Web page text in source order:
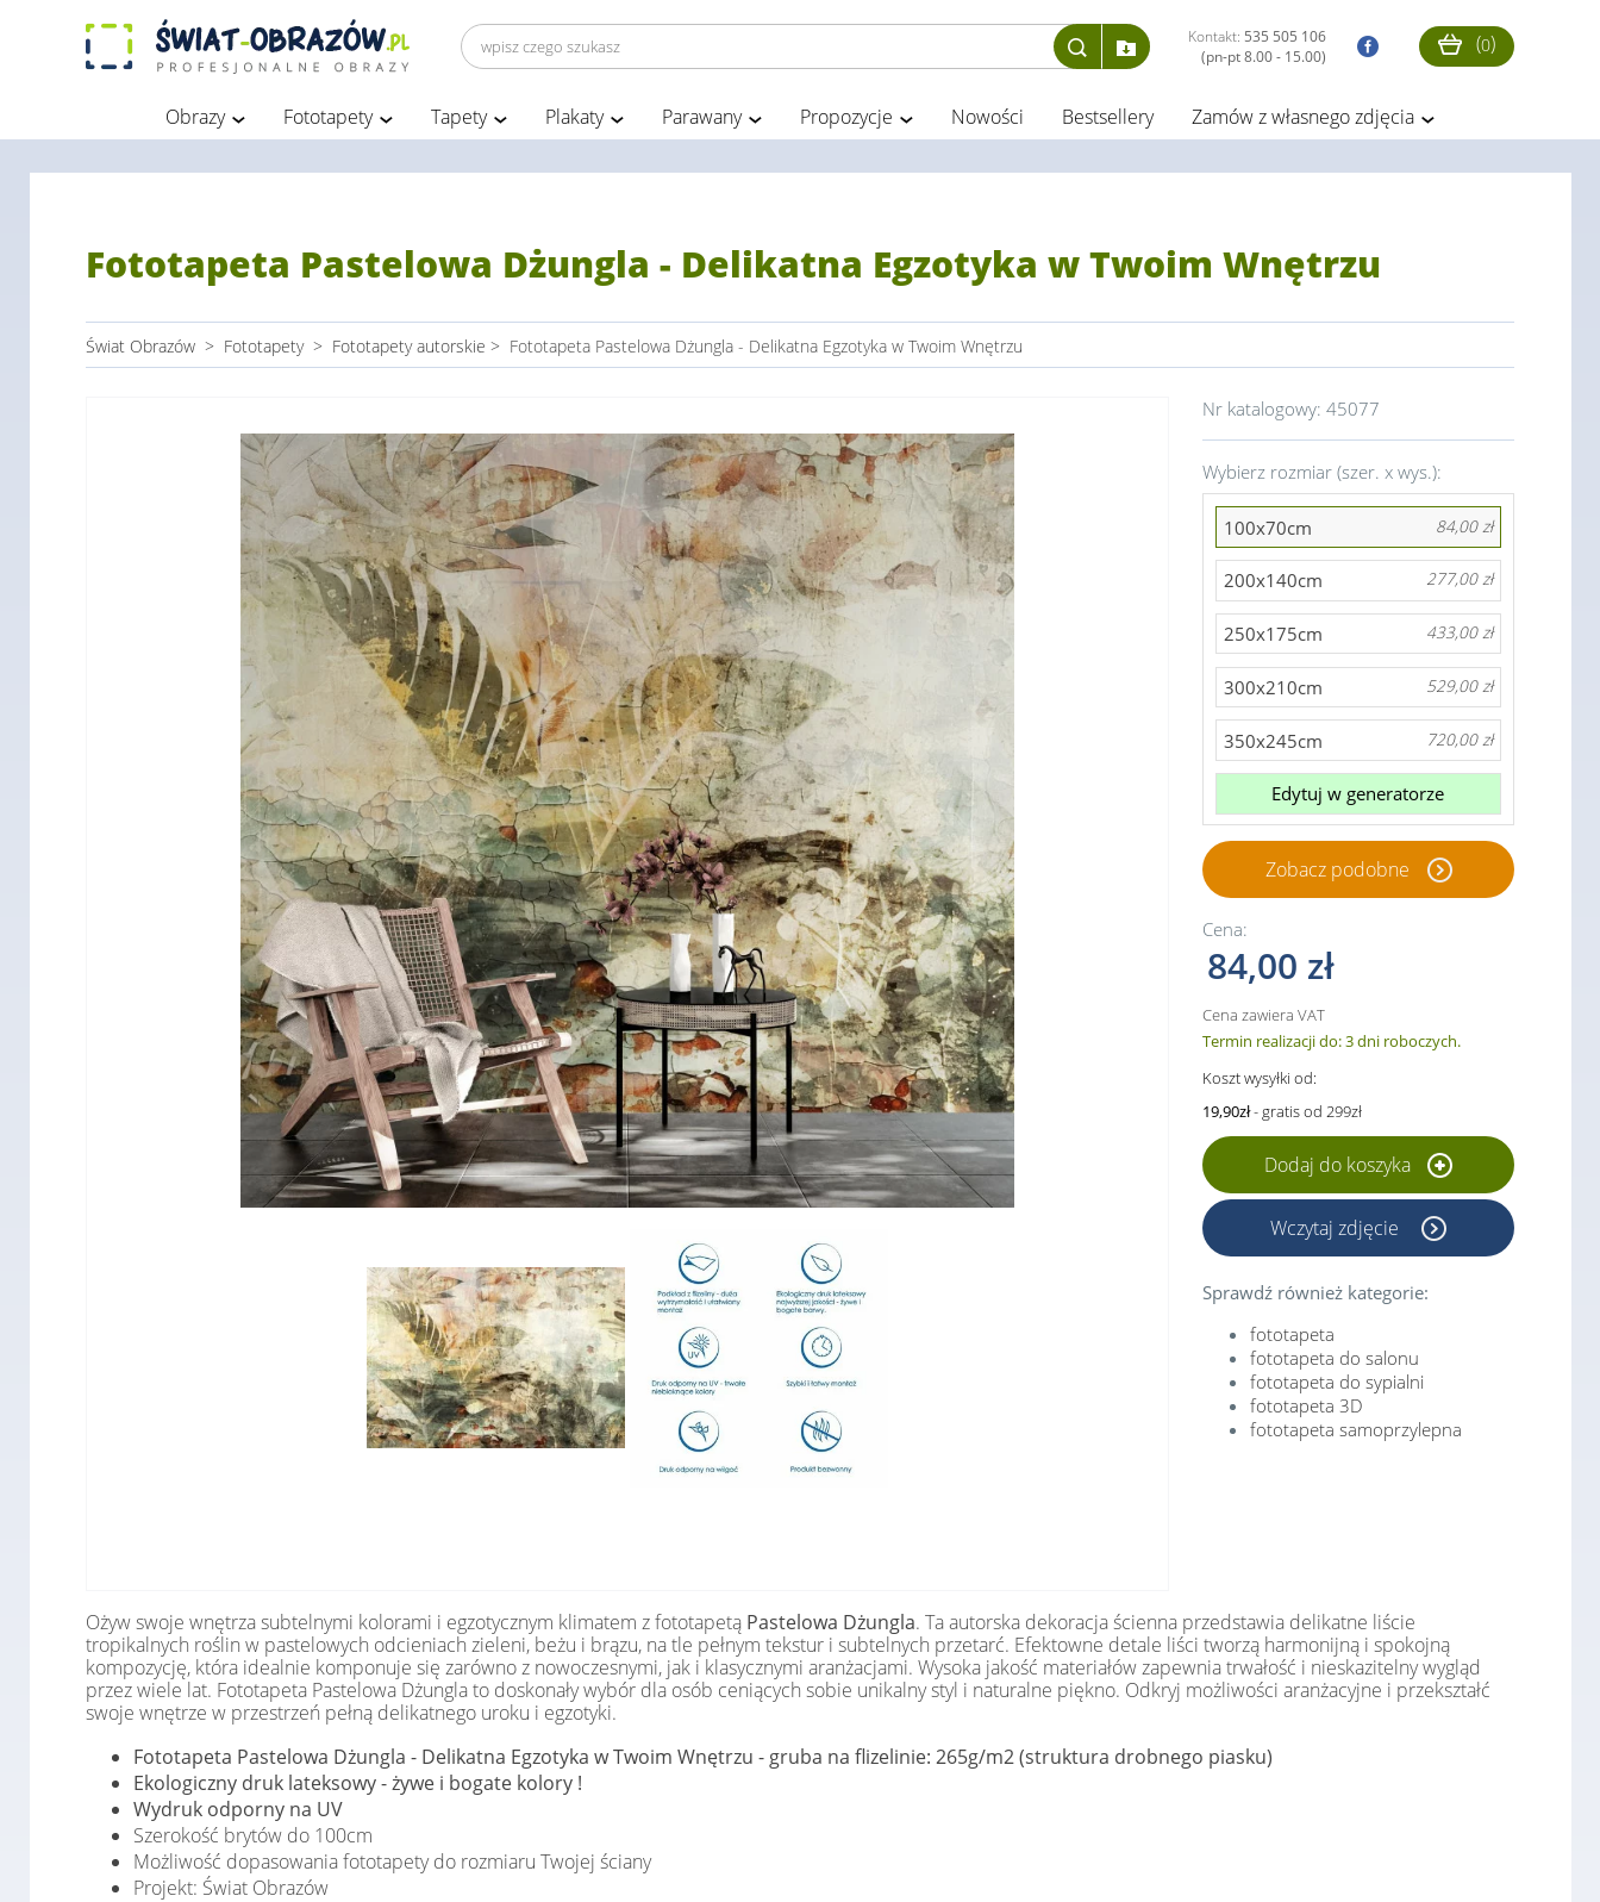
Kontakt: 535 505 106
(pn-pt 8.00 - 15.00)
(0)
Obrazy Fototapety Tapety Plakaty Parawany Propozycje Nowości Bestsellery Zamów z własnego zdjęcia
Fototapeta Pastelowa Dżungla - Delikatna Egzotyka w Twoim Wnętrzu
Świat Obrazów > Fototapety > Fototapety autorskie > Fototapeta Pastelowa Dżungla - Delikatna Egzotyka w Twoim Wnętrzu
Nr katalogowy: 45077
Wybierz rozmiar (szer. x wys.):
100x70cm 84,00 zł
200x140cm 277,00 zł
250x175cm 433,00 zł
300x210cm 529,00 zł
350x245cm 720,00 zł
Edytuj w generatorze
Zobacz podobne
Cena:
84,00 zł
Cena zawiera VAT
Termin realizacji do: 3 dni roboczych.
Koszt wysyłki od:
19,90zł- gratis od 299zł
Dodaj do koszyka
Wczytaj zdjęcie
Sprawdź również kategorie:
fototapeta
fototapeta do salonu
fototapeta do sypialni
fototapeta 3D
fototapeta samoprzylepna
Ożyw swoje wnętrza subtelnymi kolorami i egzotycznym klimatem z fototapetą Pastelowa Dżungla. Ta autorska dekoracja ścienna przedstawia delikatne liście
tropikalnych roślin w pastelowych odcieniach zieleni, beżu i brązu, na tle pełnym tekstur i subtelnych przetarć. Efektowne detale liści tworzą harmonijną i spokojną
kompozycję, która idealnie komponuje się zarówno z nowoczesnymi, jak i klasycznymi aranżacjami. Wysoka jakość materiałów zapewnia trwałość i nieskazitelny wygląd
przez wiele lat. Fototapeta Pastelowa Dżungla to doskonały wybór dla osób ceniących sobie unikalny styl i naturalne piękno. Odkryj możliwości aranżacyjne i przekształć
swoje wnętrze w przestrzeń pełną delikatnego uroku i egzotyki.
Fototapeta Pastelowa Dżungla - Delikatna Egzotyka w Twoim Wnętrzu - gruba na flizelinie: 265g/m2 (struktura drobnego piasku)
Ekologiczny druk lateksowy - żywe i bogate kolory !
Wydruk odporny na UV
Szerokość brytów do 100cm
Możliwość dopasowania fototapety do rozmiaru Twojej ściany
Projekt: Świat Obrazów